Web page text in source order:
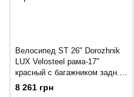
Велосипед ST 26" Dorozhnik
LUX Velosteel рама-17"
красный с багажником задн.
St с корзиной Pl с крылом St
8 261 грн